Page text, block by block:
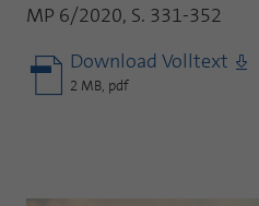
MP 6/2020, S. 331-352
Download Volltext
2 MB, pdf